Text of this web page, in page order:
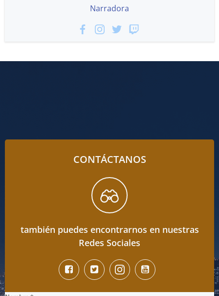
Narradora
CONTÁCTANOS
también puedes encontrarnos en nuestras
Redes Sociales